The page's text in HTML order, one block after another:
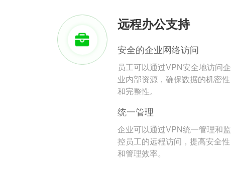
远程办公支持
安全的企业网络访问
员工可以通过VPN安全地访问企
业内部资源，确保数据的机密性
和完整性。
统一管理
企业可以通过VPN统一管理和监
控员工的远程访问，提高安全性
和管理效率。